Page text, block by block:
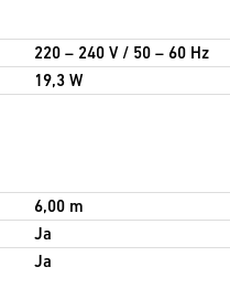
220 – 240 V / 50 – 60 Hz
19,3 W
6,00 m
Ja
Ja